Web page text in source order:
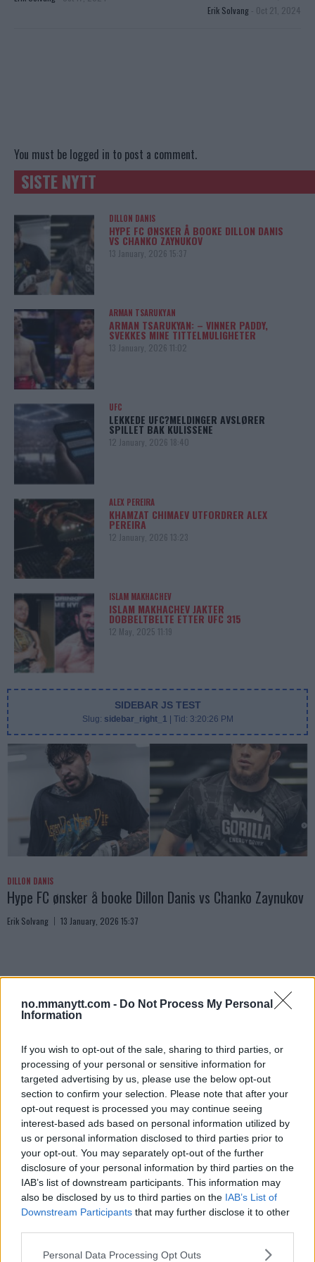
no.mmanytt.com - Do Not Process My Personal
Information
If you wish to opt-out of the sale, sharing to third parties, or
processing of your personal or sensitive information for
targeted advertising by us, please use the below opt-out
section to confirm your selection. Please note that after your
opt-out request is processed you may continue seeing
interest-based ads based on personal information utilized by
us or personal information disclosed to third parties prior to
your opt-out. You may separately opt-out of the further
disclosure of your personal information by third parties on the
IAB’s list of downstream participants. This information may
also be disclosed by us to third parties on the IAB’s List of
Downstream Participants that may further disclose it to other
Please note that this website/app uses one or more Google
Personal Data Processing Opt Outs
Erik Solvang - Oct 21, 2024
You must be logged in to post a comment.
SISTE NYTT
DILLON DANIS
HYPE FC ØNSKER Å BOOKE DILLON DANIS
VS CHANKO ZAYNUKOV
13 January, 2026 15:37
ARMAN TSARUKYAN
ARMAN TSARUKYAN: – VINNER PADDY,
SVEKKES MINE TITTELMULIGHETER
13 January, 2026 11:02
UFC
LEKKEDE UFC?MELDINGER AVSLØRER
SPILLET BAK KULISSENE
12 January, 2026 18:40
ALEX PEREIRA
KHAMZAT CHIMAEV UTFORDRER ALEX
PEREIRA
12 January, 2026 13:23
ISLAM MAKHACHEV
ISLAM MAKHACHEV JAKTER
DOBBELTBELTE ETTER UFC 315
12 May, 2025 11:19
SIDEBAR JS TEST
Slug: sidebar_right_1 | Tid: 3:20:26 PM
DILLON DANIS
Hype FC ønsker å booke Dillon Danis vs Chanko Zaynukov
Erik Solvang 13 January, 2026 15:37
ARMAN TSARUKYAN
Arman Tsarukyan: – Vinner Paddy, svekkes mine
tittelmuligheter
Erik Solvang 13 January, 2026 11:02